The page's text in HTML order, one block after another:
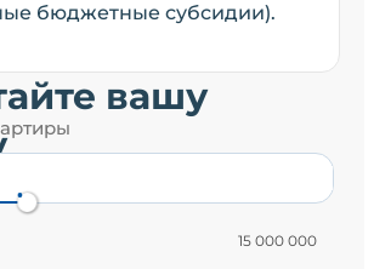
бюджетные субсидии).
вашу
15 000 000